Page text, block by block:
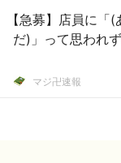
【急募】店員に「
だ)」って思われ
マジ卍速報